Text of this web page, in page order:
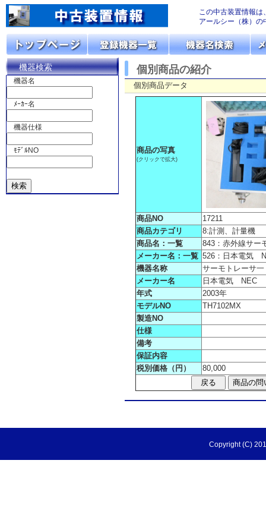
この中古装置情報は
アールシー（株）
機器検索
機器名
ﾒｰｶｰ名
機器仕様
ﾓﾃﾞﾙNO
個別商品の紹介
個別商品データ
商品の写真
(クリックで拡大)
商品NO
17211
商品カテゴリ
8:計測、計量機
商品名：一覧
843：赤外線サー
メーカー名：一覧 526：日本電気
機器名称
サーモトレーサ一
メーカー名
日本電気 NEC
年式
2003年
モデルNO
TH7102MX
製造NO
仕様
備考
保証内容
税別価格（円）
80,000
Copyright (C)